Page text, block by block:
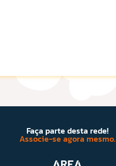
Faça parte desta rede!
Associe-se agora mesmo.